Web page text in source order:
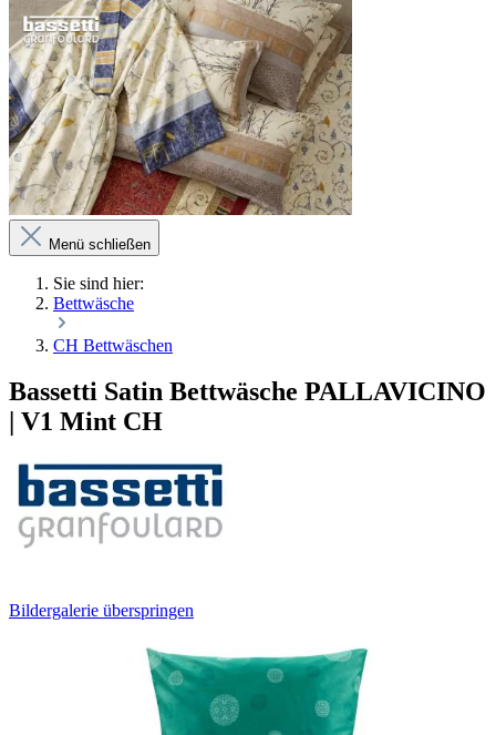
Menü schließen
Sie sind hier:
Bettwäsche
CH Bettwäschen
Bassetti Satin Bettwäsche PALLAVICINO
| V1 Mint CH
Bildergalerie überspringen